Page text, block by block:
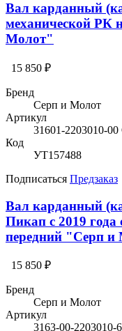
Вал карданный
механической
Молот"
15 850 ₽
Бренд
Серп и Молот
Артикул
31601-2203010-
Код
УТ157488
Подписаться Предзаказ
Вал карданный
Пикап с 2019
передний "Серп и
15 850 ₽
Бренд
Серп и Молот
Артикул
3163-00-